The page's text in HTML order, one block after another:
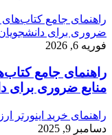
راهنمای جامع کتاب‌های
ضروری برای
فوریه 6, 2026
راهنمای جامع
منابع ضروری برای
راهنمای خرید اینورتر
دسامبر 9, 2025